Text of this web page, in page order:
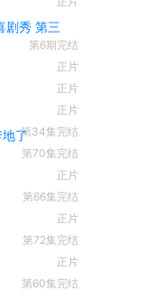
剧秀 第三
第6期完结
正片
正片
正片
了第34集完结
第70集完结
正片
第66集完结
正片
第72集完结
正片
第60集完结